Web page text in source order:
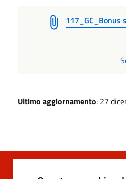
117_GC_Bonus
Ultimo aggiornamento: 27